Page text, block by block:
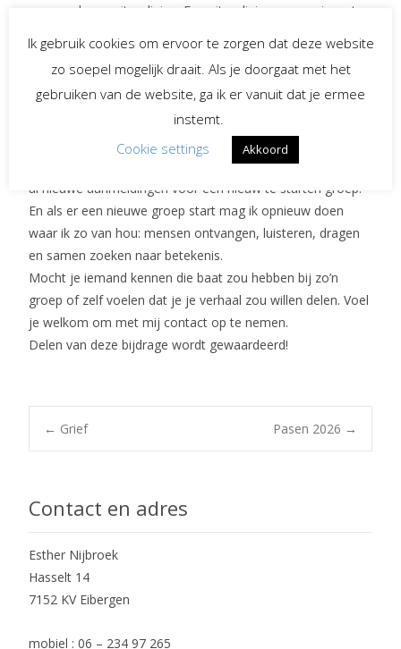
maar ook een uitnodiging. Een uitnodiging om opnieuw te
Tot slot
Het artikel in de krant kondigt iets aan. Deze toevoeging
vertelt waarom het ertoe doet.
De eerste nabestaandengroep is inmiddels gestart, er zijn
al nieuwe aanmeldingen voor een nieuw te starten groep.
En als er een nieuwe groep start mag ik opnieuw doen
waar ik zo van hou: mensen ontvangen, luisteren, dragen
en samen zoeken naar betekenis.
Mocht je iemand kennen die baat zou hebben bij zo’n
groep of zelf voelen dat je je verhaal zou willen delen. Voel
je welkom om met mij contact op te nemen.
Delen van deze bijdrage wordt gewaardeerd!
Post
navigation
← Grief Pasen 2026 →
Contact en adres
Esther Nijbroek
Hasselt 14
7152 KV Eibergen
mobiel : 06 – 234 97 265
Ik gebruik cookies om ervoor te zorgen dat deze website
zo soepel mogelijk draait. Als je doorgaat met het
gebruiken van de website, ga ik er vanuit dat je ermee
instemt.
Cookie settings
Akkoord